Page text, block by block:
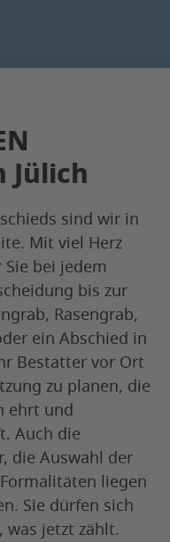
Jülich
sind wir in
Mit viel Herz
bei jedem
bis zur
Rasengrab,
ein Abschied in
Bestatter vor Ort
zu planen, die
ehrt und
Auch die
die Auswahl der
liegen
Sie dürfen sich
was jetzt zählt.